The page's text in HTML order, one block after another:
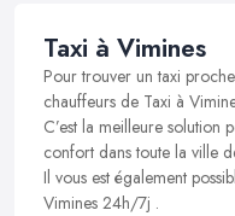
Taxi à Vimines
Pour trouver un taxi
chauffeurs de Taxi à
C’est la meilleure solution
confort dans toute la ville
Il vous est également
Vimines 24h/7j .